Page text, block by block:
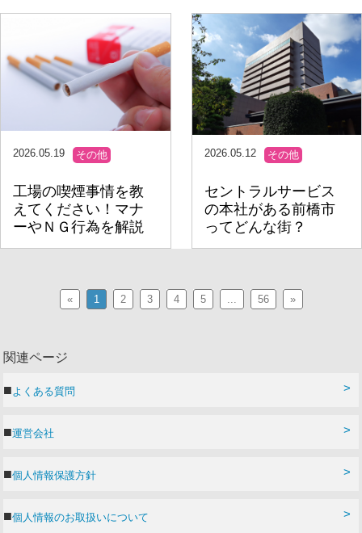
2026.05.19 その他
工場の喫煙事情を教
えてください！マナ
ーやＮＧ行為を解説
2026.05.12 その他
セントラルサービス
の本社がある前橋市
ってどんな街？
« 1 2 3 4 5 ... 56 »
関連ページ
よくある質問
運営会社
個人情報保護方針
個人情報のお取扱いについて